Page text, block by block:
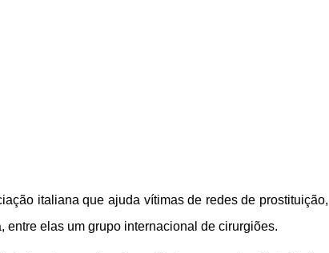
italiana que ajuda vítimas de redes de prostituição,
elas um grupo internacional de cirurgiões.